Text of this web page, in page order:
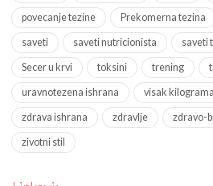
povecanje tezine Prekomerna tezina
saveti saveti nutricionista saveti
Secer u krvi toksini trening
uravnotezena ishrana visak kilograma
zdrava ishrana zdravlje zdravo-
zivotni stil